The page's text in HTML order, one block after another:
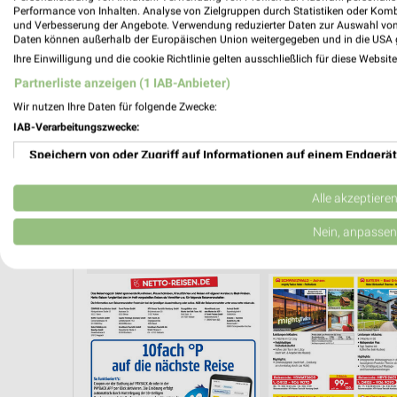
Performance von Inhalten. Analyse von Zielgruppen durch Statistiken oder
und Verbesserung der Angebote. Verwendung reduzierter Daten zur Auswahl
Daten können außerhalb der Europäischen Union weitergegeben und in die USA
Ihre Einwilligung und die cookie Richtlinie gelten ausschließlich für diese
Partnerliste anzeigen (1 IAB-Anbieter)
Wir nutzen Ihre Daten für folgende Zwecke:
IAB-Verarbeitungszwecke:
Speichern von oder Zugriff auf Informationen auf einem Endgerät
Verwendung reduzierter Daten zur Auswahl von Werbeanzeigen
Erstellung von Profilen für personalisierte Werbung
Erstellung von Profilen zur Personalisierung von Inhalten
Verwendung von Profilen zur Auswahl personalisierter Inhalte
Messung der Werbeleistung
Alle akzeptieren
Nein, anpassen